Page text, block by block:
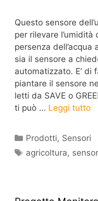
Questo sensore
per rilevare
persenza
sia il sensore a
automatizzato. E’ di
piantare il sensore
letti da SAVE o
ti può … Leggi tutto
Categorie
Prodotti, Sensori
Tag
agricoltura,